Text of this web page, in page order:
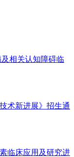
相关认知障碍临
术新进展》招生通
临床应用及研究进